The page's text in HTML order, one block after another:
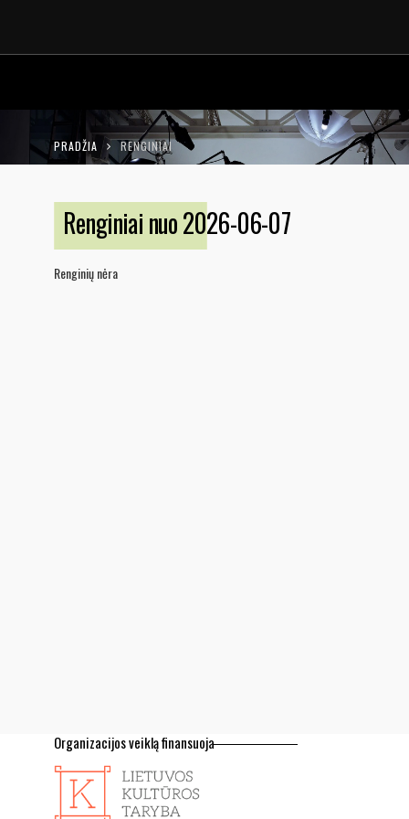
LT EN
PRADŽIA RENGINIAI
Renginiai nuo 2026-06-07
Renginių nėra
Organizacijos veiklą finansuoja